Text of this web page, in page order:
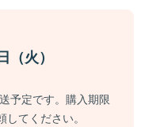
（火）
予定です。購入期限
てください。